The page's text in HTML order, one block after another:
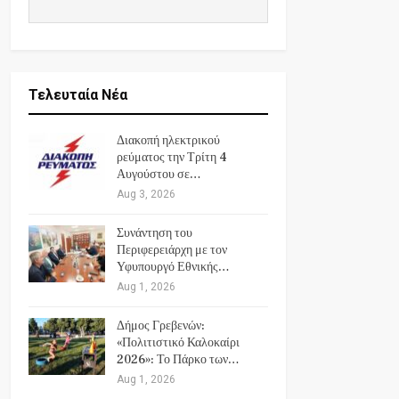
Τελευταία Νέα
Διακοπή ηλεκτρικού
ρεύματος την Τρίτη 4
Αυγούστου σε…
Aug 3, 2026
Συνάντηση του
Περιφερειάρχη με τον
Υφυπουργό Εθνικής…
Aug 1, 2026
Δήμος Γρεβενών:
«Πολιτιστικό Καλοκαίρι
2026»: Το Πάρκο των…
Aug 1, 2026